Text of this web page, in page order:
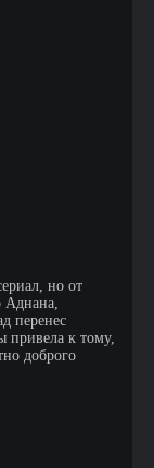
но от
Аднана,
перенес
к тому,
доброго